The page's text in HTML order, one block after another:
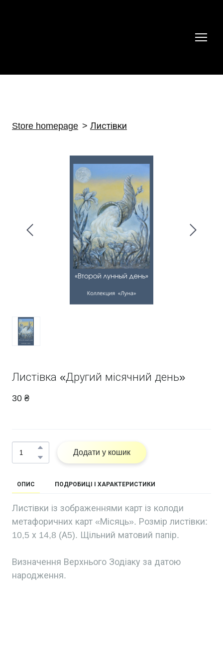
Store homepage Листівки
Листівка «Другий місячний день»
30 ₴
Додати у кошик
ОПИС ПОДРОБИЦІ І ХАРАКТЕРИСТИКИ
Листівки із зображеннями карт із колоди
метафоричних карт «Місяць». Розмір листівки:
10,5 х 14,8 (А5). Щільний матовий папір.
Визначення Верхнього Зодіаку за датою
народження.